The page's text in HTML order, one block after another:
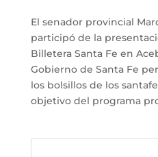
El senador provincial
participó de la
Billetera Santa Fe en
Gobierno de Santa Fe
los bolsillos de los
objetivo del programa